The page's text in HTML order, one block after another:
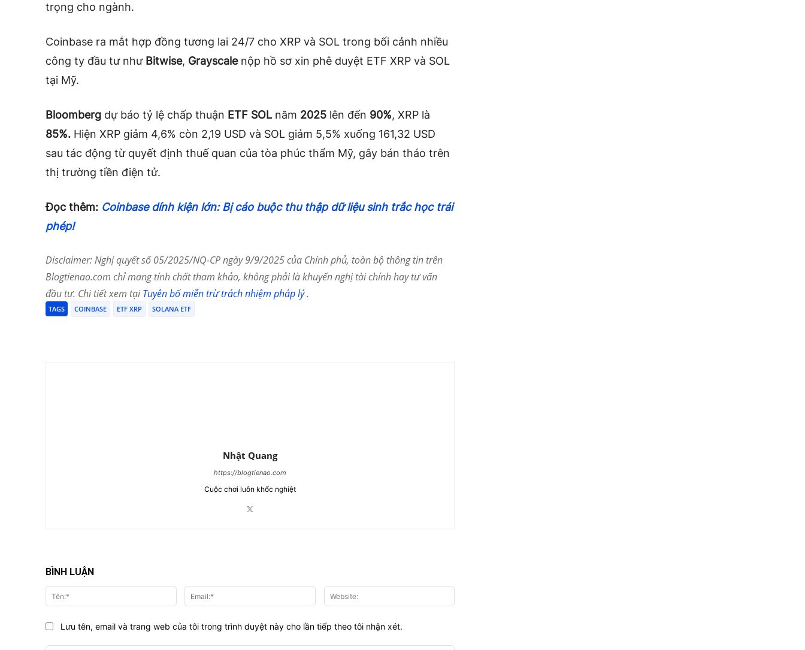
trọng cho ngành.
Coinbase ra mắt hợp đồng tương lai 24/7 cho XRP và SOL trong bối cảnh nhiều
công ty đầu tư nhưBitwise, Grayscalenộp hồ sơ xin phê duyệt ETF XRP và SOL
tại Mỹ.
Bloomberg dự báo tỷ lệ chấp thuận ETF SOL năm 2025 lên đến 90%, XRP là
85%. Hiện XRP giảm 4,6% còn 2,19 USD và SOL giảm 5,5% xuống 161,32 USD
sau tác động từ quyết định thuế quan của tòa phúc thẩm Mỹ, gây bán tháo trên
thị trường tiền điện tử.
Đọc thêm: Coinbase dính kiện lớn: Bị cáo buộc thu thập dữ liệu sinh trắc học trái
phép!
Disclaimer: Nghị quyết số 05/2025/NQ-CP ngày 9/9/2025 của Chính phủ, toàn bộ thông tin trên
Blogtienao.com chỉ mang tính chất tham khảo, không phải là khuyến nghị tài chính hay tư vấn
đầu tư. Chi tiết xem tạiTuyên bố miễn trừ trách nhiệm pháp lý.
TAGS COINBASE ETF XRP SOLANA ETF
Nhật Quang
https://blogtienao.com
Cuộc chơi luôn khốc nghiệt
BÌNH LUẬN
Tên:* Email:*
Lưu tên, email và trang web của tôi trong trình duyệt này cho lần tiếp theo tôi nhận xét.